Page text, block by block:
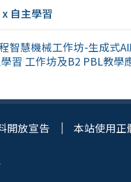
自主學習
智慧機械工作坊-生成式
習 工作坊及B2 PBL教學
開放宣告 本站使用正